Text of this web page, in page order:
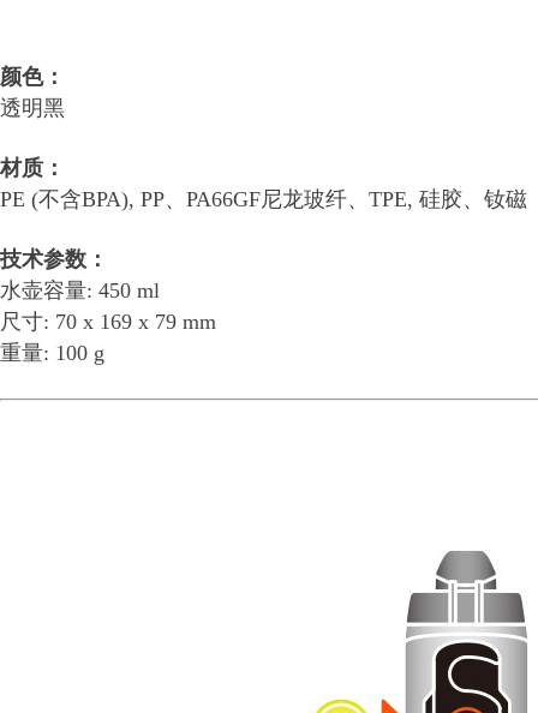
颜色：
透明黑
材质：
PE (不含BPA), PP、PA66GF尼龙玻纤、TPE, 硅胶、钕磁
技术参数：
水壶容量: 450 ml
尺寸: 70 x 169 x 79 mm
重量: 100 g